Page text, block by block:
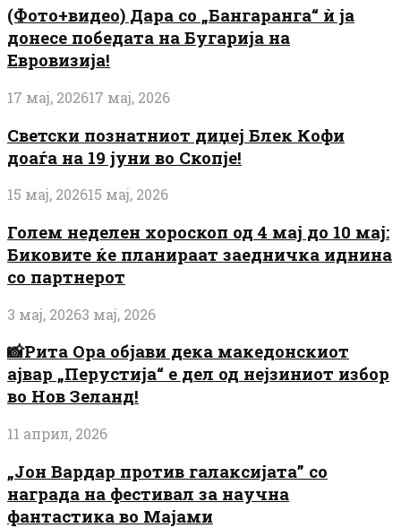
(Фото+видео) Дара со „Бангаранга“ ѝ ја
донесе победата на Бугарија на
Евровизија!
17 мај, 202617 мај, 2026
Светски познатниот диџеј Блек Кофи
доаѓа на 19 јуни во Скопје!
15 мај, 202615 мај, 2026
Голем неделен хороскоп од 4 мај до 10 мај:
Биковите ќе планираат заедничка иднина
со партнерот
3 мај, 20263 мај, 2026
📸Рита Ора објави дека македонскиот
ајвар „Перустија“ е дел од нејзиниот избор
во Нов Зеланд!
11 април, 2026
„Јон Вардар против галаксијата” со
награда на фестивал за научна
фантастика во Мајами